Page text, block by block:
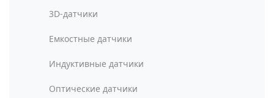
3D-датчики
Емкостные датчики
Индуктивные датчики
Оптические датчики